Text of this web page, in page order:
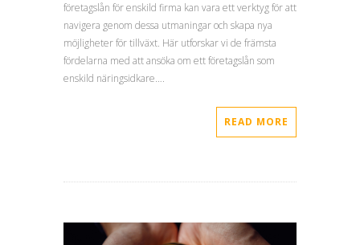
företagslån för enskild firma kan vara ett verktyg för att
navigera genom dessa utmaningar och skapa nya
möjligheter för tillväxt. Här utforskar vi de främsta
fördelarna med att ansöka om ett företagslån som
enskild näringsidkare….
READ MORE